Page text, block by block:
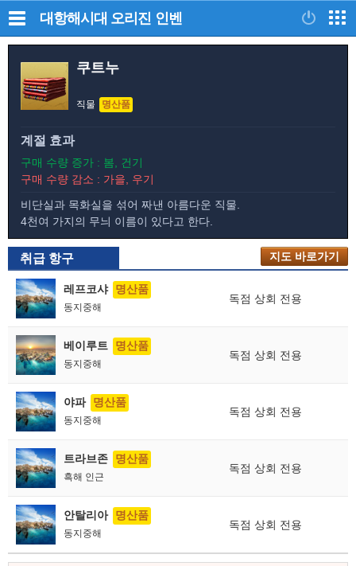
대항해시대 오리진 인벤
쿠트누
직물 명산품
계절 효과
구매 수량 증가 : 봄, 건기
구매 수량 감소 : 가을, 우기
비단실과 목화실을 섞어 짜낸 아름다운 직물.
4천여 가지의 무늬 이름이 있다고 한다.
취급 항구 지도 바로가기
지도 바로가기
레프코샤 명산품
동지중해
독점 상회 전용
베이루트 명산품
동지중해
독점 상회 전용
야파 명산품
동지중해
독점 상회 전용
트라브존 명산품
흑해 인근
독점 상회 전용
안탈리아 명산품
동지중해
독점 상회 전용